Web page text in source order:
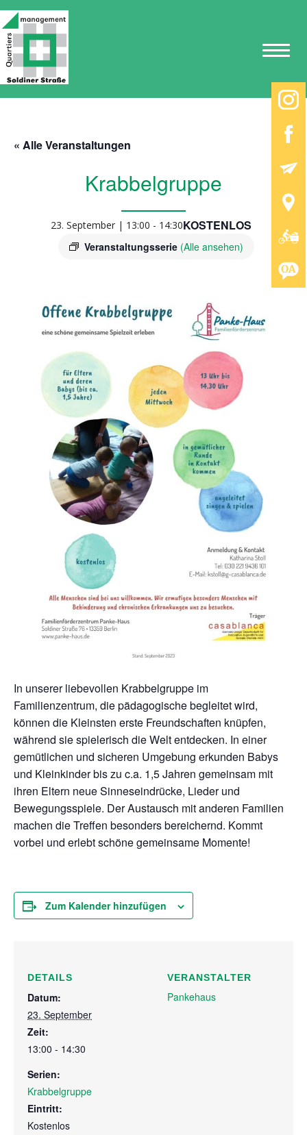
« Alle Veranstaltungen
Krabbelgruppe
23. September | 13:00 - 14:30
Veranstaltungsserie (Alle ansehen)
KOSTENLOS
In unserer liebevollen Krabbelgruppe im
Familienzentrum, die pädagogische begleitet wird,
können die Kleinsten erste Freundschaften knüpfen,
während sie spielerisch die Welt entdecken. In einer
gemütlichen und sicheren Umgebung erkunden Babys
und Kleinkinder bis zu c.a. 1,5 Jahren gemeinsam mit
ihren Eltern neue Sinneseindrücke, Lieder und
Bewegungsspiele. Der Austausch mit anderen Familien
machen die Treffen besonders bereichernd. Kommt
vorbei und erlebt schöne gemeinsame Momente!
Zum Kalender hinzufügen
DETAILS
Datum:
23. September
Zeit:
13:00 - 14:30
Serien:
Krabbelgruppe
Eintritt:
Kostenlos
VERANSTALTER
Pankehaus